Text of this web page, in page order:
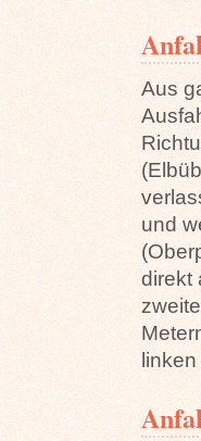
Aus
und
direkt